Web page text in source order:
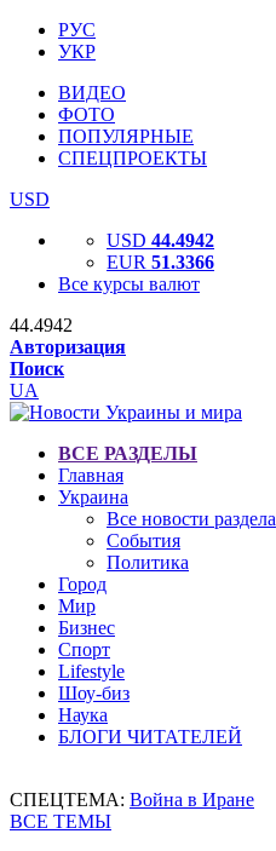
РУС
УКР
ВИДЕО
ФОТО
ПОПУЛЯРНЫЕ
СПЕЦПРОЕКТЫ
USD
USD 44.4942
EUR 51.3366
Все курсы валют
44.4942
Авторизация
Поиск
UA
ВСЕ РАЗДЕЛЫ
Главная
Украина
Все новости раздела
События
Политика
Город
Мир
Бизнес
Спорт
Lifestyle
Шоу-биз
Наука
БЛОГИ ЧИТАТЕЛЕЙ
СПЕЦТЕМА: Война в Иране
ВСЕ ТЕМЫ